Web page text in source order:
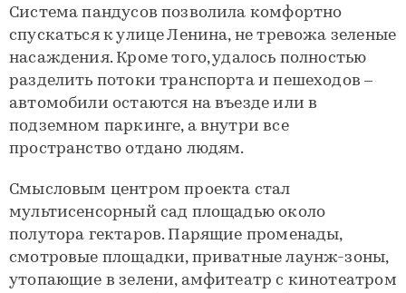
Система пандусов позволила комфортно
спускаться к улице Ленина, не тревожа зеленые
насаждения. Кроме того, удалось полностью
разделить потоки транспорта и пешеходов –
автомобили остаются на въезде или в
подземном паркинге, а внутри все
пространство отдано людям.
Смысловым центром проекта стал
мультисенсорный сад площадью около
полутора гектаров. Парящие променады,
смотровые площадки, приватные лаунж-зоны,
утопающие в зелени, амфитеатр с кинотеатром